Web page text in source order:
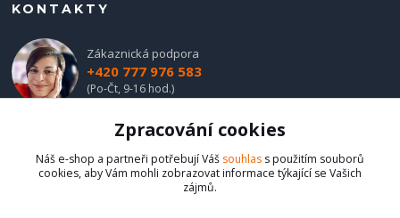
KONTAKTY
Zákaznická podpora
+420 777 976 583
(Po-Čt, 9-16 hod.)
obchod@hadladla.cz
Zpracování cookies
Náš e-shop a partneři potřebují Váš souhlas s použitím souborů
cookies, aby Vám mohli zobrazovat informace týkající se Vašich
zájmů.